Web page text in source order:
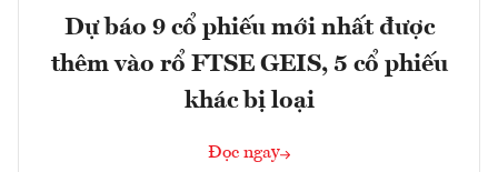
Dự báo 9 cổ phiếu mới nhất được
thêm vào rổ FTSE GEIS, 5 cổ phiếu
khác bị loại
Đọc ngay